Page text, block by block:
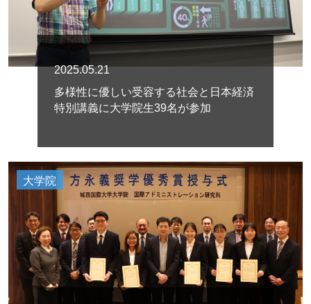
2025.05.21
多様性に優しい受容する社会と日本経済
特別講義に大学院生39名が参加
大学院